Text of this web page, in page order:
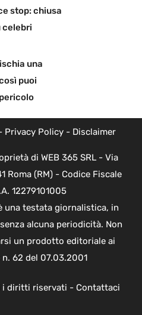
stop: chiusa
celebri
una
puoi
Privacy Policy- Disclaimer
di WEB 365 SRL - Via
Roma (RM) - Codice Fiscale
12279101005
una testata giornalistica, in
alcuna periodicità. Non
un prodotto editoriale ai
62 del 07.03.2001
i diritti riservati - Contattaci